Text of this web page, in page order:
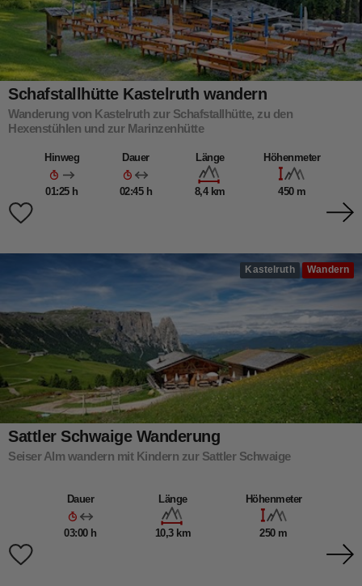
Schafstallhütte Kastelruth wandern
Wanderung von Kastelruth zur Schafstallhütte, zu den
Hexenstühlen und zur Marinzenhütte
Hinweg
01:25 h
Dauer
02:45 h
Länge
8,4 km
Höhenmeter
450 m
Kastelruth Wandern
Sattler Schwaige Wanderung
Seiser Alm wandern mit Kindern zur Sattler Schwaige
Dauer
03:00 h
Länge
10,3 km
Höhenmeter
250 m